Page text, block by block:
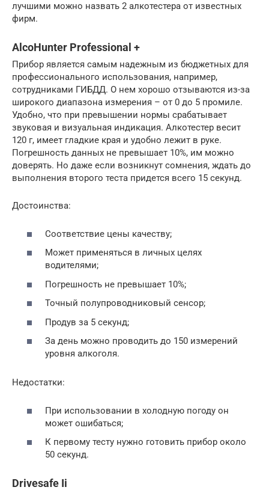
лучшими можно назвать 2 алкотестера от известных
фирм.
AlcoHunter Professional +
Прибор является самым надежным из бюджетных для
профессионального использования, например,
сотрудниками ГИБДД. О нем хорошо отзываются из-за
широкого диапазона измерения – от 0 до 5 промиле.
Удобно, что при превышении нормы срабатывает
звуковая и визуальная индикация. Алкотестер весит
120 г, имеет гладкие края и удобно лежит в руке.
Погрешность данных не превышает 10%, им можно
доверять. Но даже если возникнут сомнения, ждать до
выполнения второго теста придется всего 15 секунд.
Достоинства:
Соответствие цены качеству;
Может применяться в личных целях
водителями;
Погрешность не превышает 10%;
Точный полупроводниковый сенсор;
Продув за 5 секунд;
За день можно проводить до 150 измерений
уровня алкоголя.
Недостатки:
При использовании в холодную погоду он
может ошибаться;
К первому тесту нужно готовить прибор около
50 секунд.
Drivesafe Ii